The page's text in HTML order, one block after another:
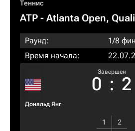
Теннис
ATP - Atlanta Open,
Раунд:
1/8
Время начала:
Дональд Янг
Завершен
0 : 2
1
2